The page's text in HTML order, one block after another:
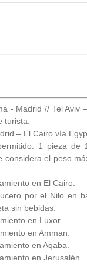
- Madrid // Tel Aviv
turista.
– El Cairo vía
1 pieza de
considera el peso
en El Cairo.
por el Nilo en
sin bebidas.
en Luxor.
en Amman.
en Aqaba.
en Jerusalén.